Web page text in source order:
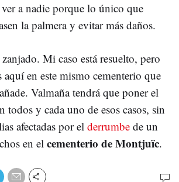
a nadie porque lo único que
la palmera y evitar más daños.
Mi caso está resuelto, pero
en este mismo cementerio que
Valmaña tendrá que poner el
todos y cada uno de esos casos, sin
afectadas por el derrumbe de un
en el cementerio de Montjuïc.